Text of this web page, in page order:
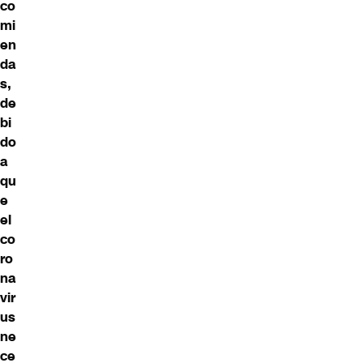
co
mi
en
da
s,
de
bi
do
a
qu
e
el
co
ro
na
vir
us
ne
ce